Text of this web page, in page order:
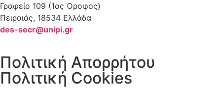
Γραφείο 109 (1ος Όροφος)
Πειραιάς, 18534 Ελλάδα
des-secr@unipi.gr
Πολιτική Απορρήτου
Πολιτική Cookies